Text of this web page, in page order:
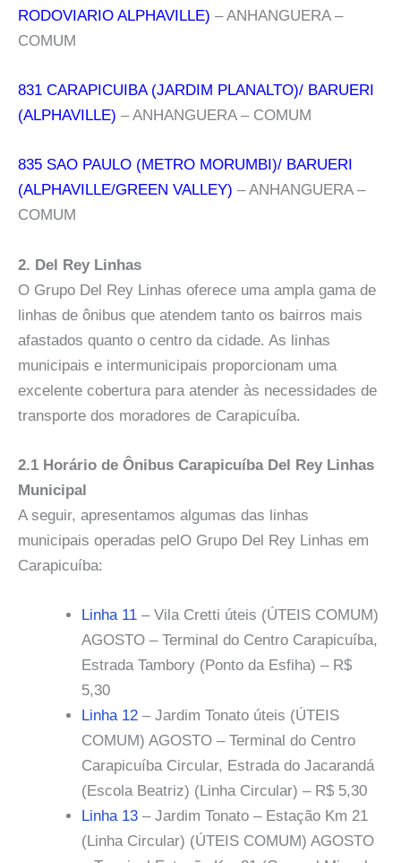
RODOVIARIO ALPHAVILLE) – ANHANGUERA –
COMUM
831 CARAPICUIBA (JARDIM PLANALTO)/ BARUERI
(ALPHAVILLE) – ANHANGUERA – COMUM
835 SAO PAULO (METRO MORUMBI)/ BARUERI
(ALPHAVILLE/GREEN VALLEY) – ANHANGUERA –
COMUM
2. Del Rey Linhas
O Grupo Del Rey Linhas oferece uma ampla gama de
linhas de ônibus que atendem tanto os bairros mais
afastados quanto o centro da cidade. As linhas
municipais e intermunicipais proporcionam uma
excelente cobertura para atender às necessidades de
transporte dos moradores de Carapicuíba.
2.1 Horário de Ônibus Carapicuíba Del Rey Linhas
Municipal
A seguir, apresentamos algumas das linhas
municipais operadas pelO Grupo Del Rey Linhas em
Carapicuíba:
Linha 11 – Vila Cretti úteis (ÚTEIS COMUM)
AGOSTO – Terminal do Centro Carapicuíba,
Estrada Tambory (Ponto da Esfiha) – R$
5,30
Linha 12 – Jardim Tonato úteis (ÚTEIS
COMUM) AGOSTO – Terminal do Centro
Carapicuíba Circular, Estrada do Jacarandá
(Escola Beatriz) (Linha Circular) – R$ 5,30
Linha 13 – Jardim Tonato – Estação Km 21
(Linha Circular) (ÚTEIS COMUM) AGOSTO